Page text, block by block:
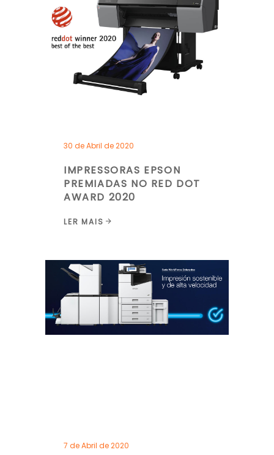
30 de Abril de 2020
IMPRESSORAS EPSON
PREMIADAS NO RED DOT
AWARD 2020
LER MAIS
7 de Abril de 2020